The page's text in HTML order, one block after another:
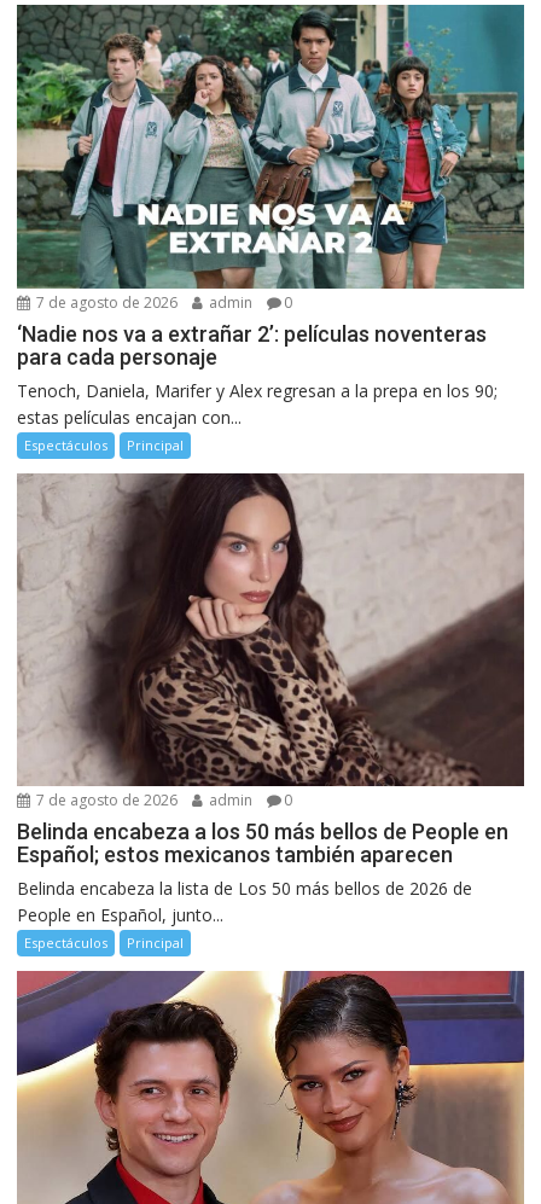
7 de agosto de 2026 admin 0
‘Nadie nos va a extrañar 2’: películas noventeras
para cada personaje
Tenoch, Daniela, Marifer y Alex regresan a la prepa en los 90;
estas películas encajan con...
Espectáculos Principal
7 de agosto de 2026 admin 0
Belinda encabeza a los 50 más bellos de People en
Español; estos mexicanos también aparecen
Belinda encabeza la lista de Los 50 más bellos de 2026 de
People en Español, junto...
Espectáculos Principal